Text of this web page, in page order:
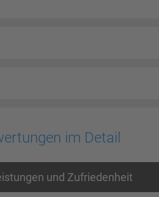
im Detail
und Zufriedenheit